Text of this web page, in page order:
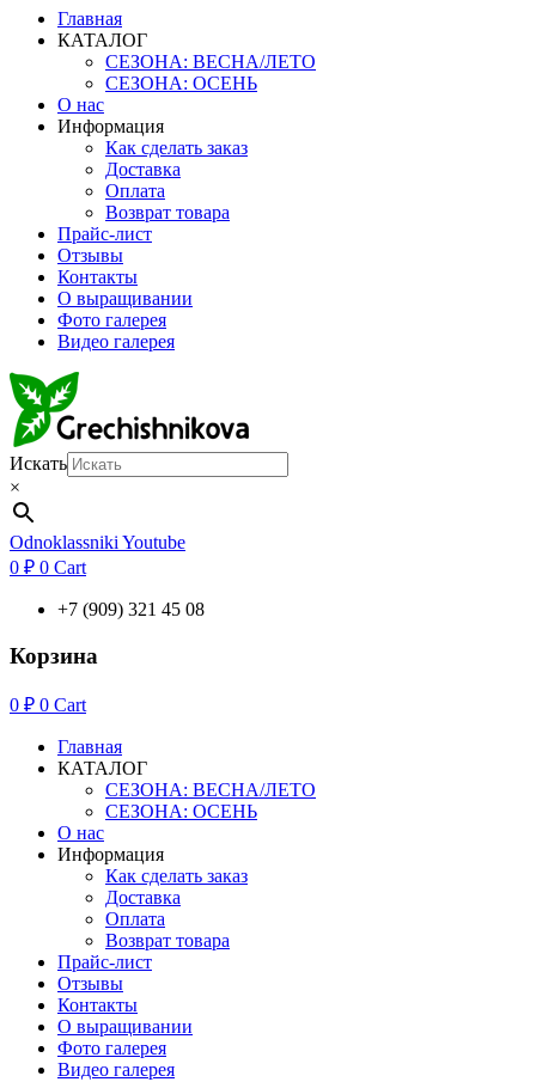
Главная
КАТАЛОГ
СЕЗОНА: ВЕСНА/ЛЕТО
СЕЗОНА: ОСЕНЬ
О нас
Информация
Как сделать заказ
Доставка
Оплата
Возврат товара
Прайс-лист
Отзывы
Контакты
О выращивании
Фото галерея
Видео галерея
Искать
×
Odnoklassniki Youtube
0 ₽ 0 Cart
+7 (909) 321 45 08
Корзина
0 ₽ 0 Cart
Главная
КАТАЛОГ
СЕЗОНА: ВЕСНА/ЛЕТО
СЕЗОНА: ОСЕНЬ
О нас
Информация
Как сделать заказ
Доставка
Оплата
Возврат товара
Прайс-лист
Отзывы
Контакты
О выращивании
Фото галерея
Видео галерея